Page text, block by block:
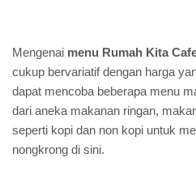
Mengenai menu Rumah Kita
cukup bervariatif dengan harga
dapat mencoba beberapa menu
dari aneka makanan ringan,
seperti kopi dan non kopi untuk
nongkrong di sini.